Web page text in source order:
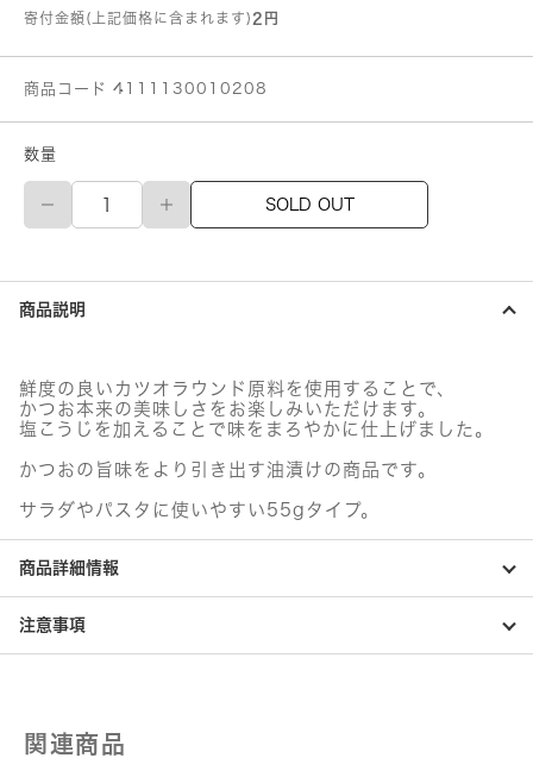
寄付金額(上記価格に含まれます) 2円
商品コード 4111130010208
数量
い
ば
品
ラ
イ
ナ
ア
イ
レ
ク
SOLD OUT
商品説明
鮮度の良いカツオラウンド原料を使用することで、
かつお本来の美味しさをお楽しみいただけます。
塩こうじを加えることで味をまろやかに仕上げました。
かつおの旨味をより引き出す油漬けの商品です。
サラダやパスタに使いやすい55gタイプ。
商品詳細情報
注意事項
関連商品